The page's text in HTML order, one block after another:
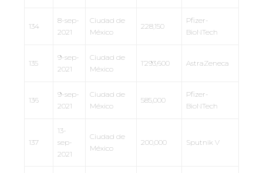
134
8-sep-
2021
Ciudad de
México
228,150
Pfizer-
BioNTech
135
9-sep-
2021
Ciudad de
México
1’293,600 AstraZeneca
136
9-sep-
2021
Ciudad de
México
585,000
Pfizer-
BioNTech
137
13-
sep-
2021
Ciudad de
México
200,000 Sputnik V